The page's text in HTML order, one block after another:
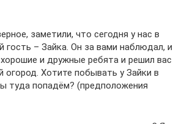
заметили, что сегодня у нас в
гость – Зайка. Он за вами наблюдал, и
и дружные ребята и решил вас
огород. Хотите побывать у Зайки в
туда попадём? (предположения